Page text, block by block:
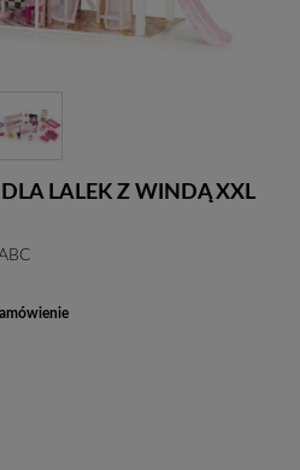
LALEK Z WINDĄ XXL